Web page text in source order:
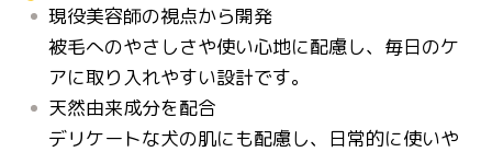
現役美容師の視点から開発
被毛へのやさしさや使い心地に配慮し、毎日のケ
アに取り入れやすい設計です。
天然由来成分を配合
デリケートな犬の肌にも配慮し、日常的に使いや